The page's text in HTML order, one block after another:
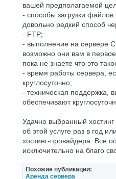
вашей предполагаемой
- способы загрузки
довольно редкий способ
- FTP;
- выполнение на сервере
возможно они вам в
пока не знаете что это
- время работы сервера,
круглосуточно;
- техническая поддержка,
обеспечивают
Удачно выбранный
об этой услуге раз в год
хостинг-провайдера. Все
исключительно на благо
Похожие публикации:
Аренда сервера